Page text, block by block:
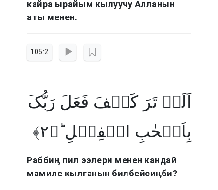
кайра ырайым кылуучу Алланын
аты менен.
105:2
اَلَمۡ تَرَ کَیۡفَ فَعَلَ رَبُّکَ
بِاَصۡحٰبِ الۡفِیۡلِ ؕ﴿۲﴾
Раббиӊ пил ээлери менен кандай
мамиле кылганын билбейсиӊби?